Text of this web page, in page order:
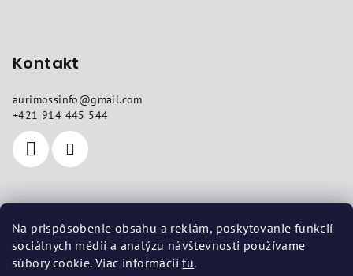
Na prispôsobenie obsahu a reklám, poskytovanie funkcií
sociálnych médií a analýzu návštevnosti používame
súbory cookie. Viac informáciítu.
Kontakt
aurimossinfo@gmail.com
+421 914 445 544
Kde nás nájdete
Sídlo
: Sokolovská 10, Košice 04011
Prevádzka : Vojenská 14, Košice 04001